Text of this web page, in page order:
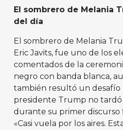
El sombrero de Melania
del día
El sombrero de Melania
Eric Javits, fue uno de los
comentados de la
negro con banda blanca,
también resultó un desafío
presidente Trump no
durante su primer discurso
«Casi vuela por los aires.